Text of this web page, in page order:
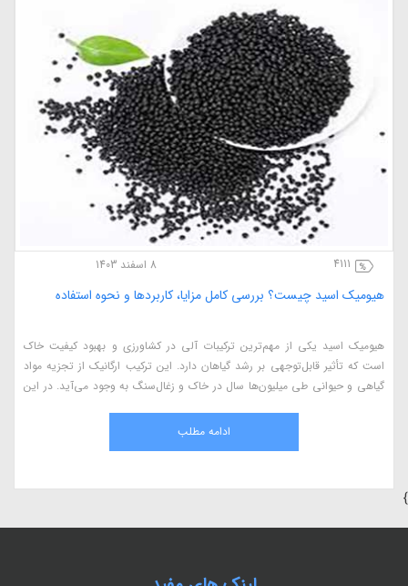
4111 8 اسفند 1403
هیومیک اسید چیست؟ بررسی کامل مزایا، کاربردها و نحوه استفاده
هیومیک اسید یکی از مهم‌ترین ترکیبات آلی در کشاورزی و بهبود کیفیت خاک
است که تأثیر قابل‌توجهی بر رشد گیاهان دارد. این ترکیب ارگانیک از تجزیه مواد
گیاهی و حیوانی طی میلیون‌ها سال در خاک و زغال‌سنگ به وجود می‌آید. در این
طبیعی و اثرات آن بر گیاهان می‌پردازیم.ادامه مطلب
}